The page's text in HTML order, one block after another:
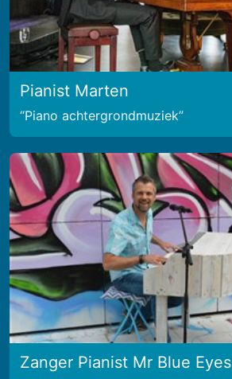
Pianist Marten
Piano achtergrondmuziek
Zanger Pianist Mr Blue Eyes